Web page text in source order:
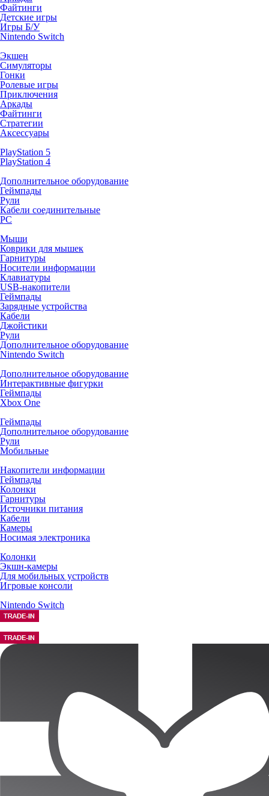
Файтинги
Детские игры
Игры Б/У
Nintendo Switch
Экшен
Симуляторы
Гонки
Ролевые игры
Приключения
Аркады
Файтинги
Стратегии
Аксессуары
PlayStation 5
PlayStation 4
Дополнительное оборудование
Геймпады
Рули
Кабели соединительные
PC
Мыши
Коврики для мышек
Гарнитуры
Носители информации
Клавиатуры
USB-накопители
Геймпады
Зарядные устройства
Кабели
Джойстики
Рули
Дополнительное оборудование
Nintendo Switch
Дополнительное оборудование
Интерактивные фигурки
Геймпады
Xbox One
Геймпады
Дополнительное оборудование
Рули
Мобильные
Накопители информации
Геймпады
Колонки
Гарнитуры
Источники питания
Кабели
Камеры
Носимая электроника
Колонки
Экшн-камеры
Для мобильных устройств
Игровые консоли
Nintendo Switch